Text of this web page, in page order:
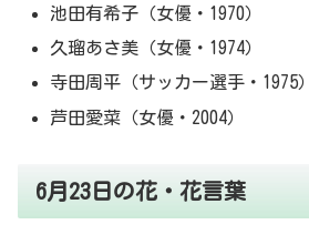
池田有希子（女優・1970）
久瑠あさ美（女優・1974）
寺田周平（サッカー選手・1975）
芦田愛菜（女優・2004）
6月23日の花・花言葉